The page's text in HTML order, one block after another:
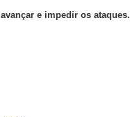
e impedir os ataques.